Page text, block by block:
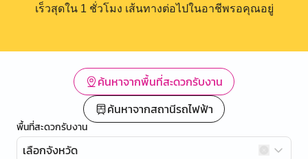
เร็วสุดใน 1 ชั่วโมง เส้นทางต่อไปในอาชีพรอคุณอยู่
ค้นหาจากพื้นที่สะดวกรับงาน
ค้นหาจากสถานีรถไฟฟ้า
พื้นที่สะดวกรับงาน
เลือกจังหวัด